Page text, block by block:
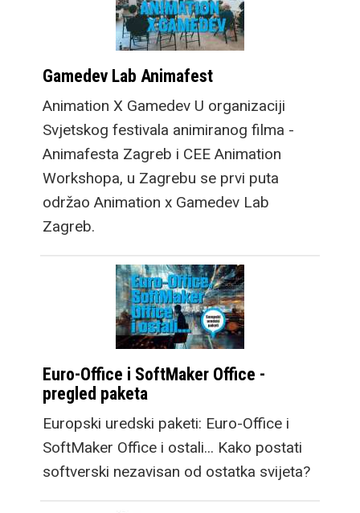
Gamedev Lab Animafest
Animation X Gamedev U organizaciji
Svjetskog festivala animiranog filma -
Animafesta Zagreb i CEE Animation
Workshopa, u Zagrebu se prvi puta
održao Animation x Gamedev Lab
Zagreb.
Euro-Office i SoftMaker Office -
pregled paketa
Europski uredski paketi: Euro-Office i
SoftMaker Office i ostali... Kako postati
softverski nezavisan od ostatka svijeta?